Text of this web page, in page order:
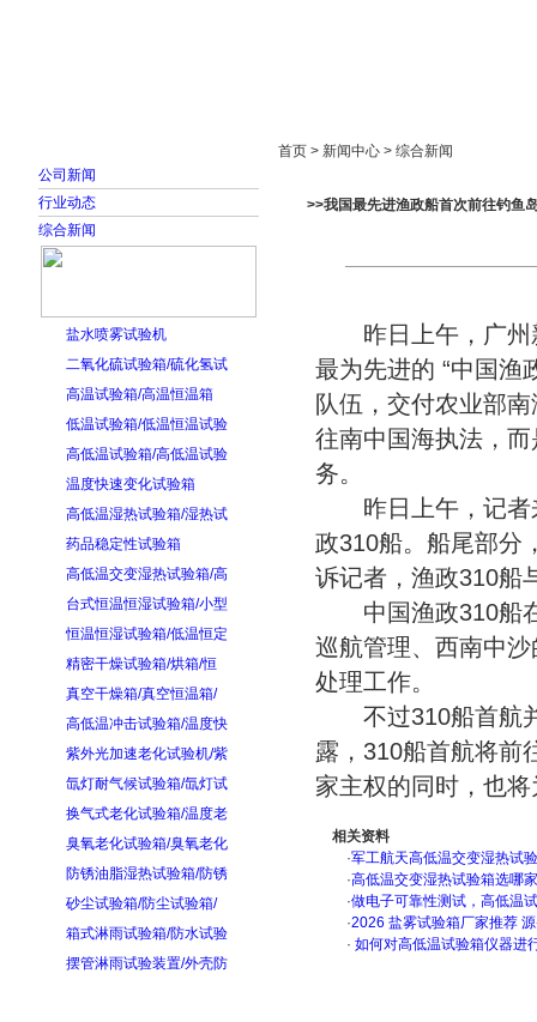
公司新闻
行业动态
综合新闻
盐水喷雾试验机
二氧化硫试验箱/硫化氢试
高温试验箱/高温恒温箱
低温试验箱/低温恒温试验
高低温试验箱/高低温试验
温度快速变化试验箱
高低温湿热试验箱/湿热试
药品稳定性试验箱
高低温交变湿热试验箱/高
台式恒温恒湿试验箱/小型
恒温恒湿试验箱/低温恒定
精密干燥试验箱/烘箱/恒
真空干燥箱/真空恒温箱/
高低温冲击试验箱/温度快
紫外光加速老化试验机/紫
氙灯耐气候试验箱/氙灯试
换气式老化试验箱/温度老
臭氧老化试验箱/臭氧老化
防锈油脂湿热试验箱/防锈
砂尘试验箱/防尘试验箱/
箱式淋雨试验箱/防水试验
摆管淋雨试验装置/外壳防
首页 > 新闻中心 > 综合新闻
>>我国最先进渔政船首次前往钓鱼
昨日上午，广州
最为先进的 “中国渔
队伍，交付农业部
往南中国海执法，
务。
昨日上午，记者
政310船。船尾部分
诉记者，渔政310船
中国渔政310船在
巡航管理、西南中
处理工作。
不过310船首航并
露，310船首航将前
家主权的同时，也
相关资料
·军工航天高低温交变湿热试
·高低温交变湿热试验箱选哪
·做电子可靠性测试，高低温
·2026 盐雾试验箱厂家推荐
· 如何对高低温试验箱仪器进